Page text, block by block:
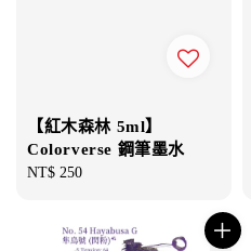
【紅木森林 5ml】
Colorverse 鋼筆墨水
Regular
NT$ 250